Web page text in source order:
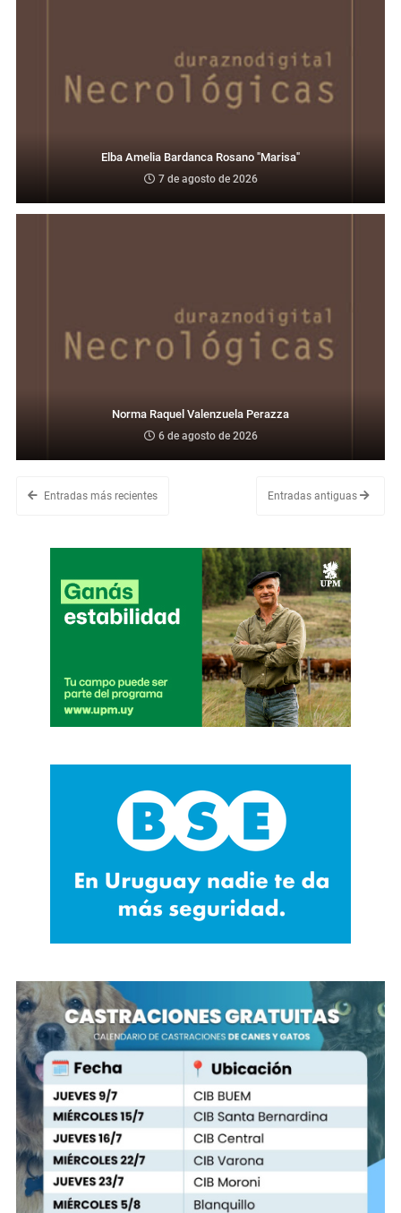
Elba Amelia Bardanca Rosano "Marisa"
7 de agosto de 2026
Norma Raquel Valenzuela Perazza
6 de agosto de 2026
Entradas más recientes Entradas antiguas